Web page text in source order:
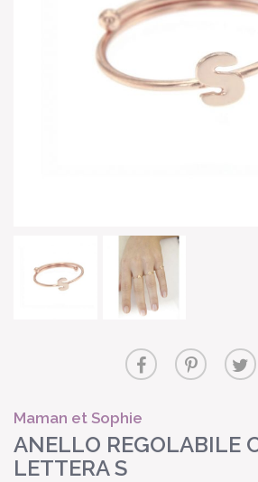
Maman et Sophie
ANELLO REGOLABILE
LETTERA S